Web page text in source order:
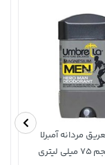
مردانه آمبرلا